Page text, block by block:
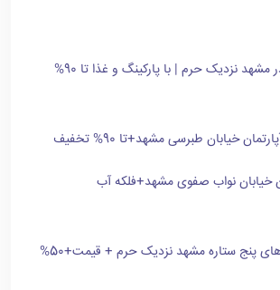
سوئیت های ارزان در مشهد نزدیک حرم | با پارکینگ و غذا تا 90%
خیابان طبرسی مشهد+تا 90% تخفیف
خیابان نواب صفوی مشهد+فلکه آب
لیست بهترین هتل های پنج ستاره مشهد نزدیک حرم + قیمت+50%